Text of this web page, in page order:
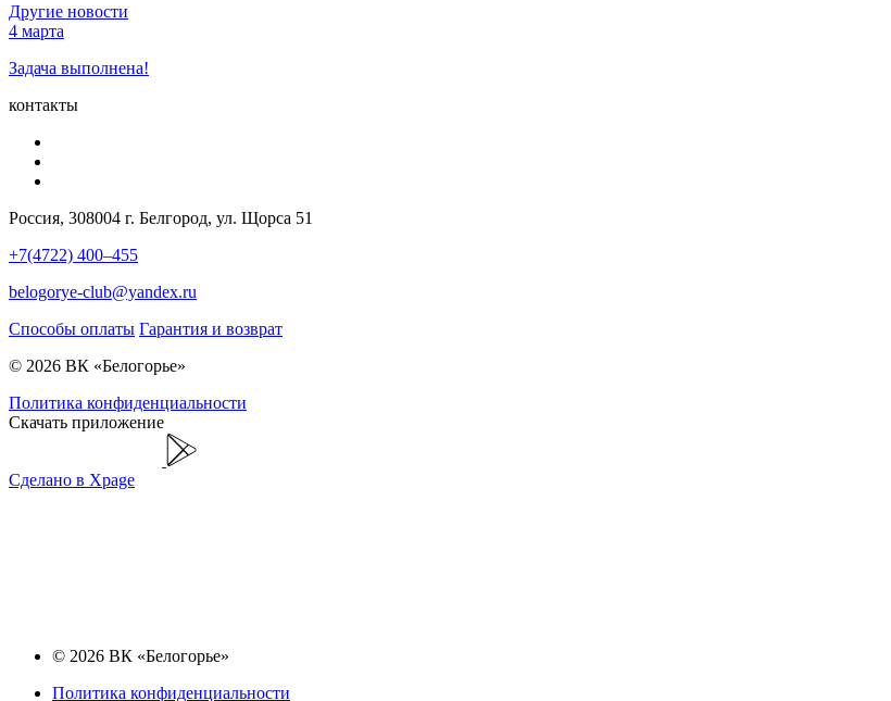
Другие новости
4 марта
Задача выполнена!
контакты
Россия, 308004 г. Белгород, ул. Щорса 51
+7(4722) 400–455
belogorye-club@yandex.ru
Способы оплаты Гарантия и возврат
© 2026 ВК «Белогорье»
Политика конфиденциальности
Скачать приложение
Сделано в Xpage
© 2026 ВК «Белогорье»
Политика конфиденциальности